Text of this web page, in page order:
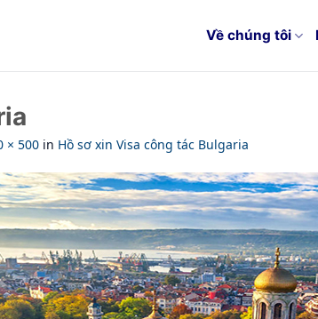
Về chúng tôi
× 500 in Hồ sơ xin Visa công tác Bulgaria